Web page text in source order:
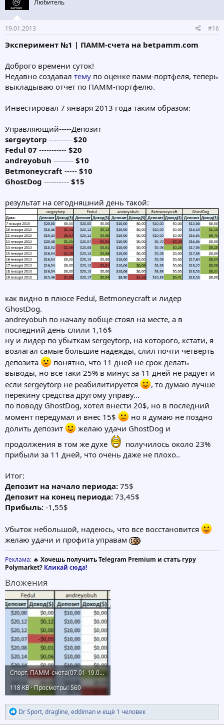
Любитель
19.01.2013 #16
Эксперимент №1 | ПАММ-счета на betpamm.com
Доброго времени суток!
Недавно создавал тему по оценке памм-портфеля, теперь
выкладываю отчет по ПАММ-портфелю.
Инвестировал 7 января 2013 года таким образом:
Управляющий-----Депозит
sergeytorp --------- $20
Fedul 07 ----------- $20
andreyobuh -------- $10
Betmoneycraft ----- $10
GhostDog ---------- $15
результат на сегодняшний день такой:
как видно в плюсе Fedul, Betmoneycraft и лидер
GhostDog.
andreyobuh по началу вобще стоял на месте, а в
последний день слили 1,16$
ну и лидер по убыткам sergeytorp, на которого, кстати, я
возлагал самые большие надежды, слил почти четверть
депозита
понятно, что 11 дней не срок делать
выводы, но все таки 25% в минус за 11 дней не радует и
если sergeytorp не реабилитируется
, то думаю лучше
перекину средства другому управу...
по поводу GhostDog, хотел внести 20$, но в последний
момент передумал и внес 15$
но я думаю не поздно
долить депозит
желаю удачи GhostDog и
продолжения в том же духе
получилось около 23%
прибыли за 11 дней, что очень даже не плохо..
Итог:
Депозит на начало периода: 75$
Депозит на конец периода: 73,45$
Прибыль: -1,55$
Убыток небольшой, надеюсь, что все восстановится
желаю удачи и профита управам
Реклама: 🔥 Хочешь получить Telegram Premium и стать гуру
Polymarket? Кликай сюда!
Вложения
Спорт. ПАММ-счета(07.01-19.01).jpg
118 KB · Просмотры: 560
Р
е
Dr Sport,dragline,eddiman и ещё 1 человек